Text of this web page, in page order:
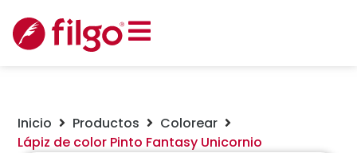
Inicio Productos
Colorear
Lápiz de color Pinto Fantasy Unicornio